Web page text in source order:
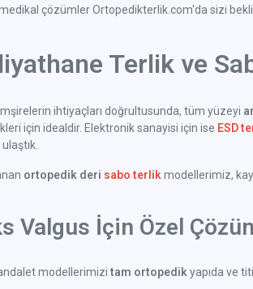
çözümler Ortopedikterlik.com'da sizi
Terlik ve
ihtiyaçları doğrultusunda, tüm yüzeyi
için idealdir. Elektronik sanayisi için ise ESD
ortopedik deri sabo terlik modellerimiz,
Valgus İçin Özel
modellerimizi tam ortopedik yapıda ve